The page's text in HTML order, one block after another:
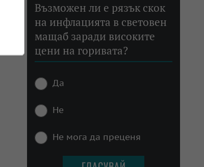
Възможен ли е рязък скок
на инфлацията в световен
мащаб заради високите
цени на горивата?
Да
Не
Не мога да преценя